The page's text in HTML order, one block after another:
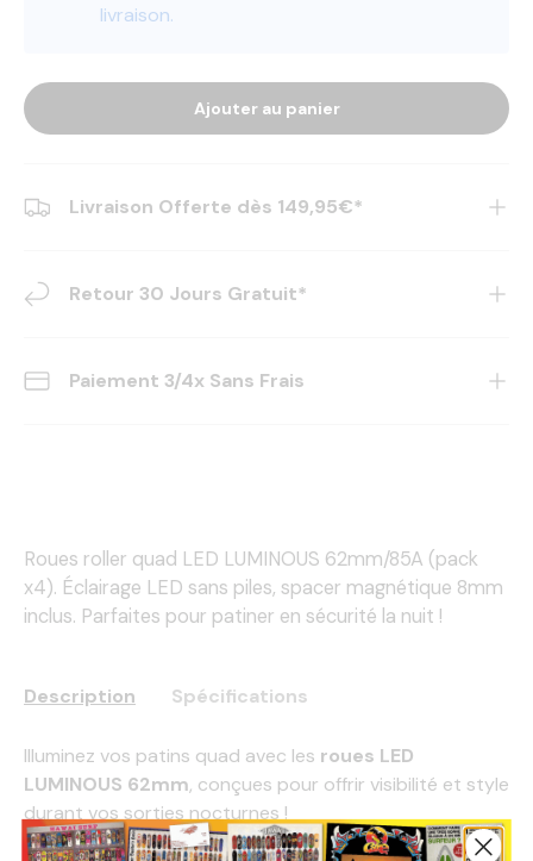
livraison.
Ajouter au panier
Livraison Offerte dès 149,95€*
Retour 30 Jours Gratuit*
Paiement 3/4x Sans Frais
Roues roller quad LED LUMINOUS 62mm/85A (pack
x4). Éclairage LED sans piles, spacer magnétique 8mm
inclus. Parfaites pour patiner en sécurité la nuit !
Description Spécifications
Illuminez vos patins quad avec les roues LED
LUMINOUS 62mm, conçues pour offrir visibilité et style
durant vos sorties nocturnes !